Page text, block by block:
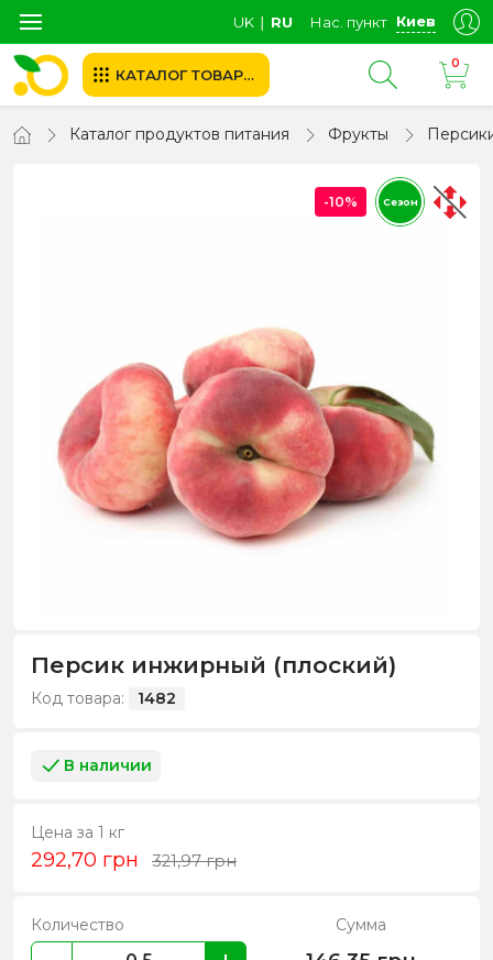
UK ∣ RU Нас. пункт Киев
КАТАЛОГ ТОВАРОВ
0
Каталог продуктов питания Фрукты
-10% Сезон
Персик инжирный (плоский)
Код товара: 1482
В наличии
Цена за 1 кг
292,70 грн 321,97грн
Количество Сумма